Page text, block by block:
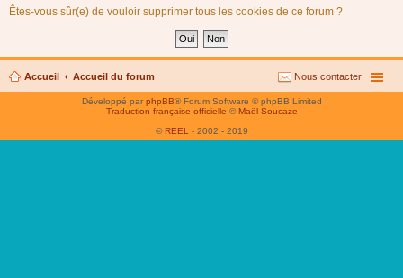
Êtes-vous sûr(e) de vouloir supprimer tous les cookies de ce forum ?
Accueil Accueil du forum Nous contacter
Développé parphpBB® Forum Software © phpBB Limited
Traduction française officielle © Maël Soucaze
© REEL - 2002 - 2019